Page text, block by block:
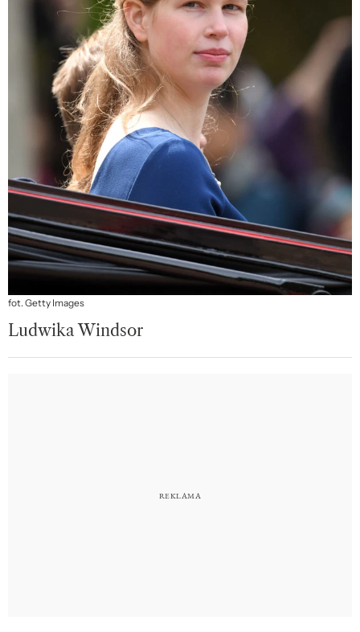
fot. Getty Images
Ludwika Windsor